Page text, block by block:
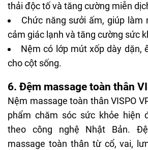
thải độc tố và tăng cường miễn
Chức năng sưởi ấm, giúp làm
cảm giác lạnh và tăng cường sức
Nệm có lớp mút xốp dày dặn,
cho cột sống.
6. Đệm massage toàn thân
Nệm massage toàn thân VISPO
phẩm chăm sóc sức khỏe hiện
theo công nghệ Nhật Bản.
massage toàn thân từ cổ, vai,